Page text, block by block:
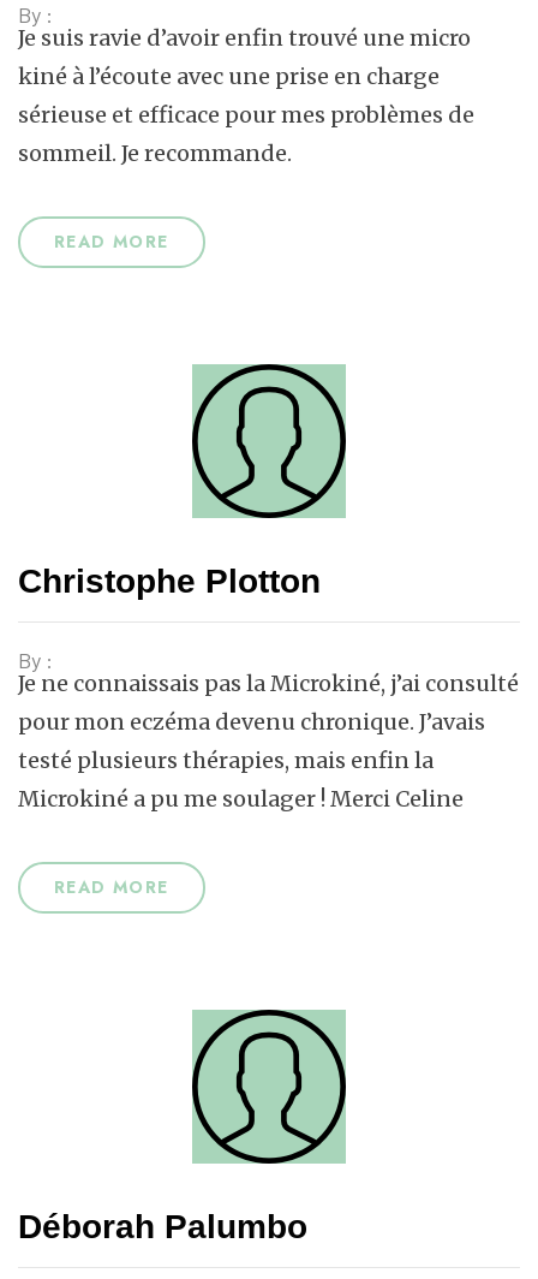
By :
Je suis ravie d’avoir enfin trouvé une micro
kiné à l’écoute avec une prise en charge
sérieuse et efficace pour mes problèmes de
sommeil. Je recommande.
READ MORE
Christophe Plotton
By :
Je ne connaissais pas la Microkiné, j’ai consulté
pour mon eczéma devenu chronique. J’avais
testé plusieurs thérapies, mais enfin la
Microkiné a pu me soulager ! Merci Celine
READ MORE
Déborah Palumbo